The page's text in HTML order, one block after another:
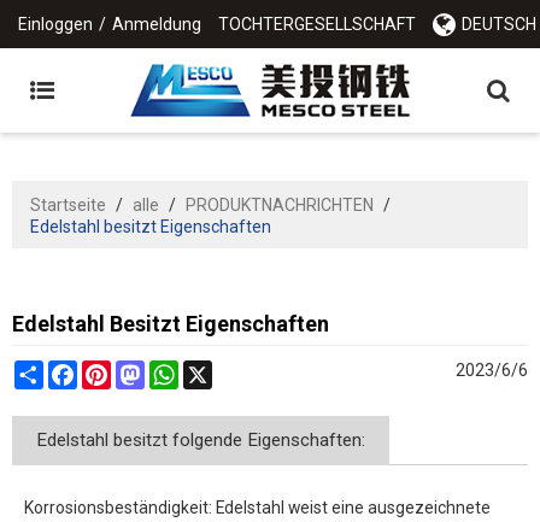
Einloggen / Anmeldung TOCHTERGESELLSCHAFT DEUTSCH
Startseite / alle / PRODUKTNACHRICHTEN
/
Edelstahl besitzt Eigenschaften
Edelstahl Besitzt Eigenschaften
ShareFacebookPinterestMastodonWhatsApp 2023/6/6
Edelstahl besitzt folgende Eigenschaften:
Korrosionsbeständigkeit: Edelstahl weist eine ausgezeichnete